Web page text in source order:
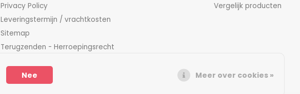
Privacy Policy
Leveringstermijn / vrachtkosten
Sitemap
Terugzenden - Herroepingsrecht
Vergelijk producten
Nee Meer over cookies »